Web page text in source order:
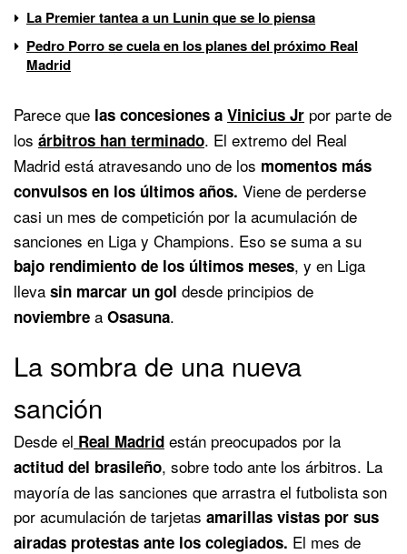
La Premier tantea a un Lunin que se lo piensa
Pedro Porro se cuela en los planes del próximo Real
Madrid
Parece que las concesiones a Vinicius Jr por parte de
los árbitros han terminado. El extremo del Real
Madrid está atravesando uno de los momentos más
convulsos en los últimos años. Viene de perderse
casi un mes de competición por la acumulación de
sanciones en Liga y Champions. Eso se suma a su
bajo rendimiento de los últimos meses, y en Liga
lleva sin marcar un gol desde principios de
noviembre a Osasuna.
La sombra de una nueva
sanción
Desde el Real Madrid están preocupados por la
actitud del brasileño, sobre todo ante los árbitros. La
mayoría de las sanciones que arrastra el futbolista son
por acumulación de tarjetas amarillas vistas por sus
airadas protestas ante los colegiados. El mes de